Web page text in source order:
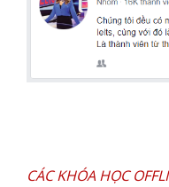
CÁC KHÓA HỌC